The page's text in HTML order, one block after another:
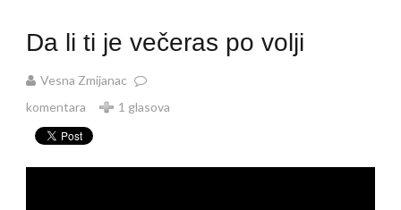
Da li ti je večeras po volji
Vesna Zmijanac
komentara
1 glasova